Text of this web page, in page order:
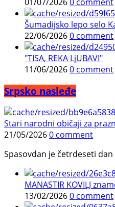
Šumadijsko lepo selo
22/06/20260 comment
"TISA, REKA LjUBAVI"
11/06/20260 comment
Srpsko nasleđe
Stari narodni običaji za
21/05/20260 comment
Spasovdan je četrdeseti
MANASTIR KOVILJ
13/02/20260 comment